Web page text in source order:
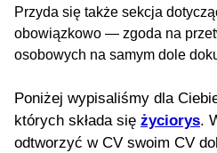
Przyda się także sekcja
obowiązkowo — zgoda na
osobowych na samym dole
Poniżej wypisaliśmy dla
których składa się życiorys.
odtworzyć w CV swoim CV